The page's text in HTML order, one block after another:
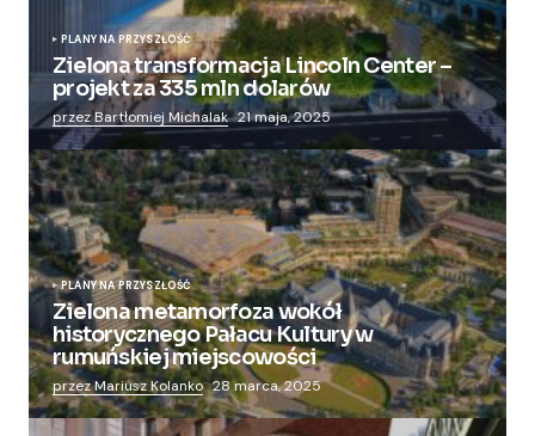
PLANY NA PRZYSZŁOŚĆ
Zielona transformacja Lincoln Center –
projekt za 335 mln dolarów
przez Bartłomiej Michalak 21 maja, 2025
PLANY NA PRZYSZŁOŚĆ
Zielona metamorfoza wokół
historycznego Pałacu Kultury w
rumuńskiej miejscowości
przez Mariusz Kolanko 28 marca, 2025